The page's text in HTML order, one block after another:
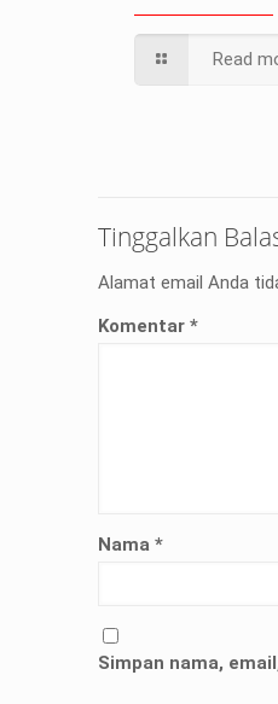
Read
Tinggalkan
Alamat email Anda
Komentar*
Nama*
Simpan nama,